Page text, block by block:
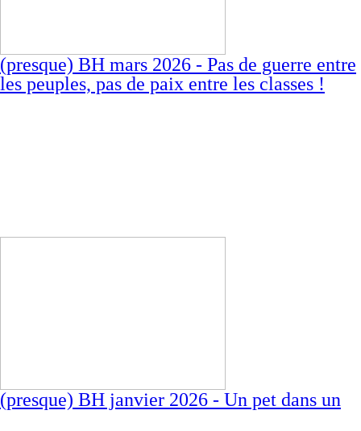
(presque) BH mars 2026 - Pas de guerre entre
les peuples, pas de paix entre les classes !
(presque) BH janvier 2026 - Un pet dans un